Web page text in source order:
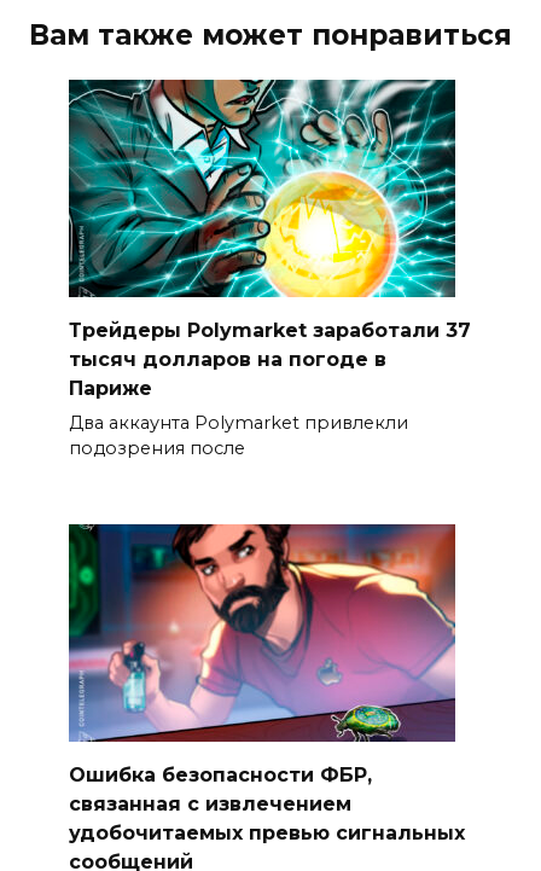
Вам также может понравиться
Трейдеры Polymarket заработали 37
тысяч долларов на погоде в
Париже
Два аккаунта Polymarket привлекли
подозрения после
Ошибка безопасности ФБР,
связанная с извлечением
удобочитаемых превью сигнальных
сообщений